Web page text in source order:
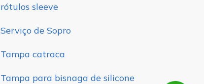
rótulos sleeve
Serviço de Sopro
Tampa catraca
Tampa para bisnaga de silicone